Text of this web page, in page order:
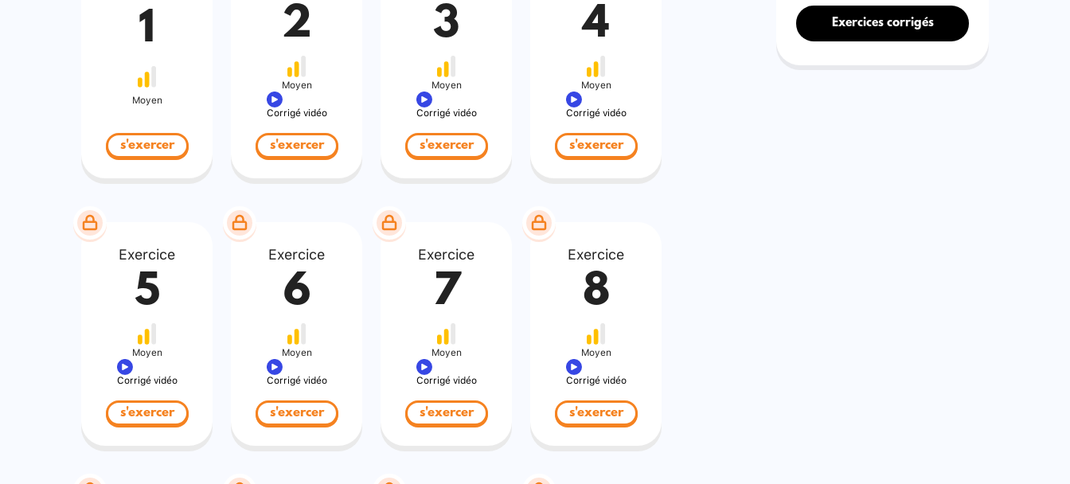
1
Moyen
s'exercer
2
Moyen
Corrigé vidéo
s'exercer
3
Moyen
Corrigé vidéo
s'exercer
4
Moyen
Corrigé vidéo
s'exercer
Exercice
5
Moyen
Corrigé vidéo
s'exercer
Exercice
6
Moyen
Corrigé vidéo
s'exercer
Exercice
7
Moyen
Corrigé vidéo
s'exercer
Exercice
8
Moyen
Corrigé vidéo
s'exercer
Exercices corrigés